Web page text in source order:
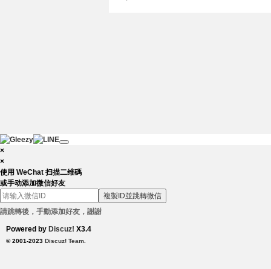
×
×
使用 WeChat 扫描二维碼
或手动添加微信好友
複製ID並跳轉微信
請跳轉後，手動添加好友，謝謝
Powered by Discuz! X3.4
© 2001-2023 Discuz! Team